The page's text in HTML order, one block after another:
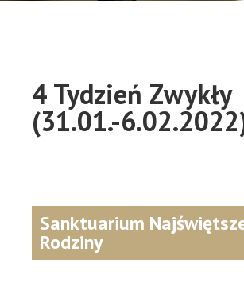
4 Tydzień Zwykły
(31.01.-
Sanktuarium
Rodziny